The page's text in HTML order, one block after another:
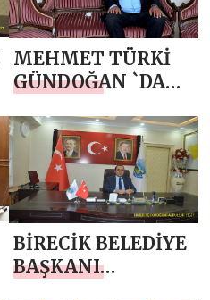
MEHMET TÜRKİ
GÜNDOĞAN `DAN
MESAJI
BİRECİK BELEDİYE
BAŞKANI